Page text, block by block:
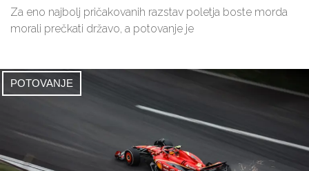
Za eno najbolj pričakovanih razstav poletja boste morda
morali prečkati državo, a potovanje je
POTOVANJE